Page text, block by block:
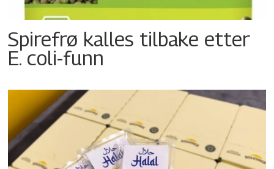
Spirefrø kalles tilbake etter
E. coli-funn